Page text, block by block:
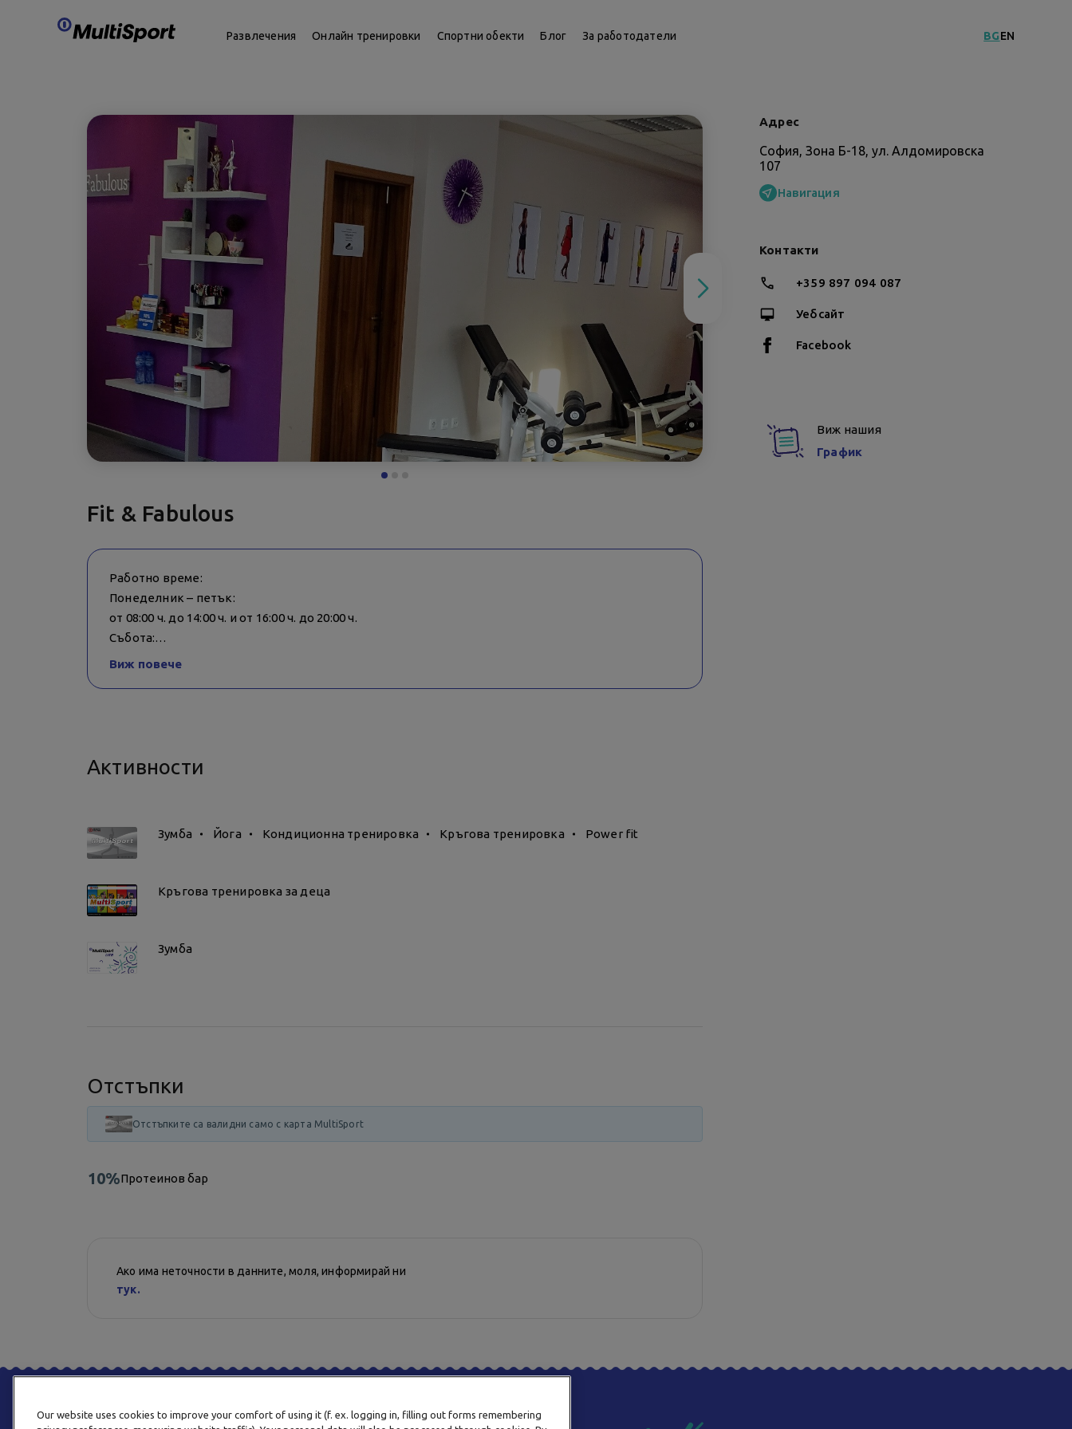
Развлечения Онлайн тренировки Спортни обекти Блог За работодатели BGEN
Fit & Fabulous
Работно време:
Понеделник – петък:
от 08:00 ч. до 14:00 ч. и от 16:00 ч. до 20:00 ч.
Събота:
от 08:00 до 14:00 ч. и от 18:00 ч. до 19:00 ч.
Виж повече
Активности
Зумба Йога Кондиционна тренировка Кръгова тренировка Power fit
Кръгова тренировка за деца
Зумба
Отстъпки
Отстъпките са валидни само с карта MultiSport
10%Протеинов бар
Ако има неточности в данните, моля, информирай ни
тук.
Адрес
София, Зона Б-18, ул. Алдомировска
107
Навигация
Контакти
+359 897 094 087
Уебсайт
Facebook
Виж нашия
График
Our website uses cookies to improve your comfort of using it (f. ex. logging in, filling out forms remembering